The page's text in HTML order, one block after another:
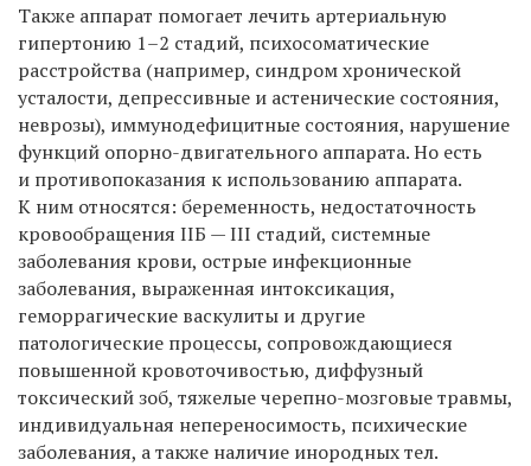
Также аппарат помогает лечить артериальную
гипертонию 1–2 стадий, психосоматические
расстройства (например, синдром хронической
усталости, депрессивные и астенические состояния,
неврозы), иммунодефицитные состояния, нарушение
функций опорно-двигательного аппарата. Но есть
и противопоказания к использованию аппарата.
К ним относятся: беременность, недостаточность
кровообращения IIБ — III стадий, системные
заболевания крови, острые инфекционные
заболевания, выраженная интоксикация,
геморрагические васкулиты и другие
патологические процессы, сопровождающиеся
повышенной кровоточивостью, диффузный
токсический зоб, тяжелые черепно-мозговые травмы,
индивидуальная непереносимость, психические
заболевания, а также наличие инородных тел.